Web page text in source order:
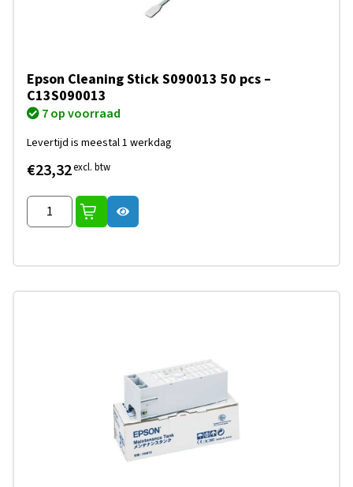
Epson Cleaning Stick S090013 50 pcs –
C13S090013
7 op voorraad
Levertijd is meestal 1 werkdag
€23,32excl. btw